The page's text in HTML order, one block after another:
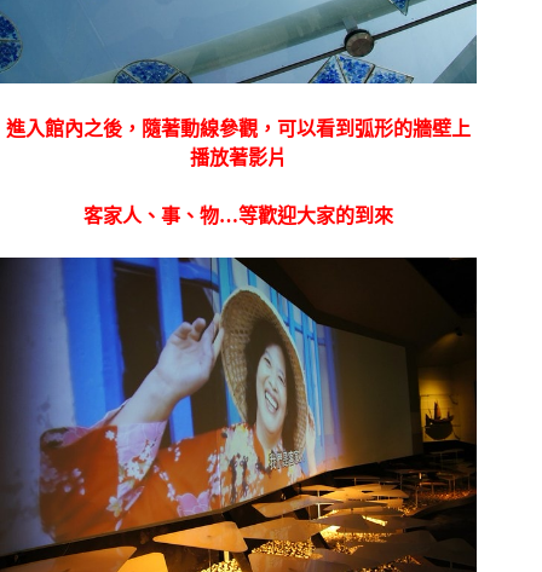
進入館內之後，隨著動線參觀，可以看到弧形的牆壁上
播放著影片
客家人、事、物…等歡迎大家的到來